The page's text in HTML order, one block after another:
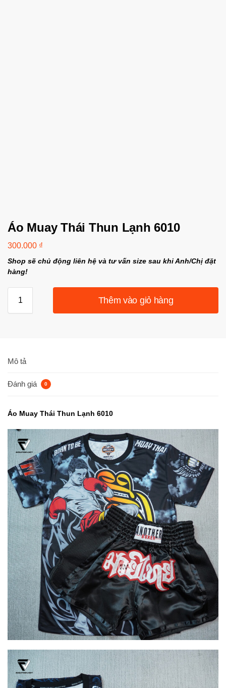
Áo Muay Thái Thun Lạnh 6010
300.000 ₫
Shop sẽ chủ động liên hệ và tư vấn size sau khi Anh/Chị đặt
hàng!
Thêm vào giỏ hàng
Mô tả
Đánh giá 0
Áo Muay Thái Thun Lạnh 6010